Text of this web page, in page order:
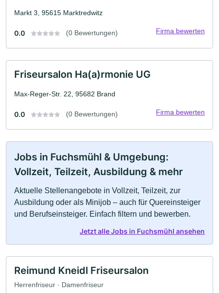
Markt 3, 95615 Marktredwitz
0.0 (0 Bewertungen) Firma bewerten
Friseursalon Ha(a)rmonie UG
Max-Reger-Str. 22, 95682 Brand
0.0 (0 Bewertungen) Firma bewerten
Jobs in Fuchsmühl & Umgebung:
Vollzeit, Teilzeit, Ausbildung & mehr
Aktuelle Stellenangebote in Vollzeit, Teilzeit, zur
Ausbildung oder als Minijob – auch für Quereinsteiger
und Berufseinsteiger. Einfach filtern und bewerben.
Jetzt alle Jobs in Fuchsmühl ansehen
Reimund Kneidl Friseursalon
Herrenfriseur · Damenfriseur